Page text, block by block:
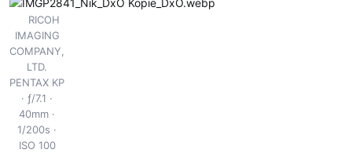
RICOH
IMAGING
COMPANY,
LTD.
PENTAX KP
ƒ/7.1
40mm
1/200s
ISO 100